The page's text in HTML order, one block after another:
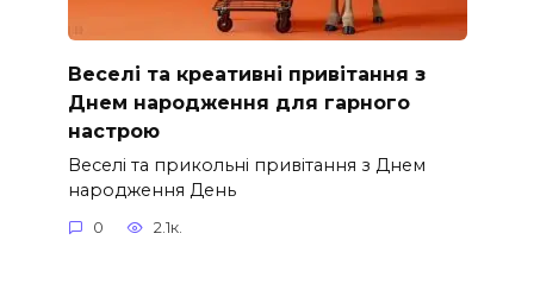
Веселі та креативні привітання з
Днем народження для гарного
настрою
Веселі та прикольні привітання з Днем
народження День
0 2.1к.